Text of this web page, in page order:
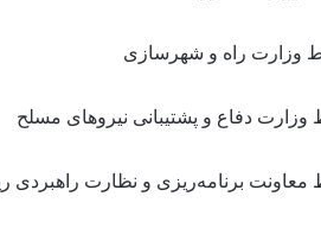
وزارت راه و شهرسازی
وزارت دفاع و پشتیبانی نیروهای مسلح
معاونت برنامهریزی و نظارت راهبردی